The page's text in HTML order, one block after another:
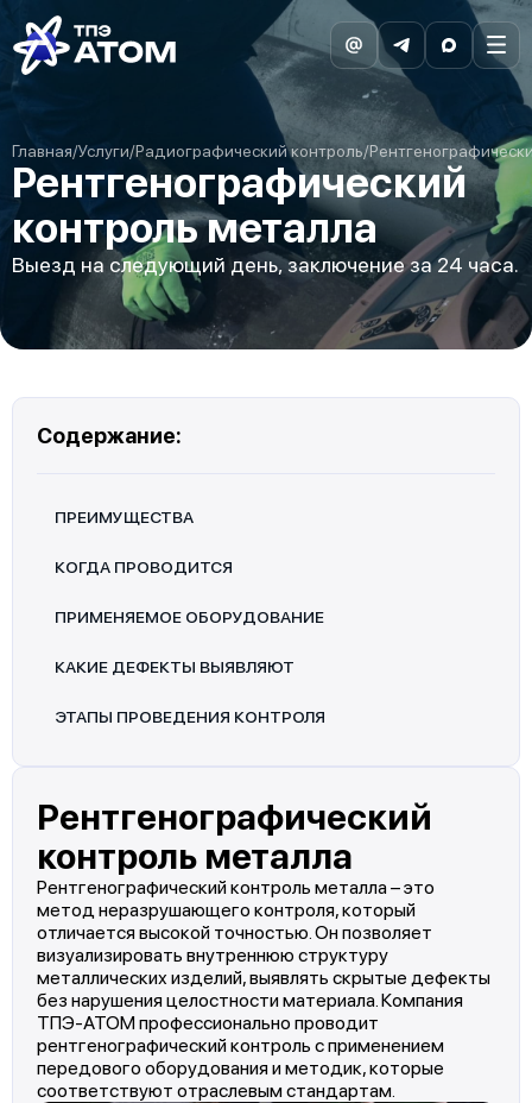
Главная/Услуги/Радиографический контроль/
Рентгенографический
контроль металла
Выезд на следующий день, заключение за 24 часа.
Содержание:
ПРЕИМУЩЕСТВА
КОГДА ПРОВОДИТСЯ
ПРИМЕНЯЕМОЕ ОБОРУДОВАНИЕ
КАКИЕ ДЕФЕКТЫ ВЫЯВЛЯЮТ
ЭТАПЫ ПРОВЕДЕНИЯ КОНТРОЛЯ
Рентгенографический
контроль металла
Рентгенографический контроль металла – это
метод неразрушающего контроля, который
отличается высокой точностью. Он позволяет
визуализировать внутреннюю структуру
металлических изделий, выявлять скрытые дефекты
без нарушения целостности материала. Компания
ТПЭ-АТОМ профессионально проводит
рентгенографический контроль с применением
передового оборудования и методик, которые
соответствуют отраслевым стандартам.